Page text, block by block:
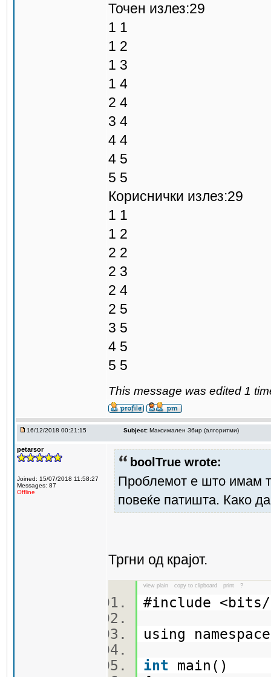
Точен излез:29
1 1
1 2
1 3
1 4
2 4
3 4
4 4
4 5
5 5
Кориснички излез:29
1 1
1 2
2 2
2 3
2 4
2 5
3 5
4 5
5 5
This message was edited 1
16/12/2018 00:21:15 Subject: Максимален Збир (алгоритми)
petarsor
Joined: 15/07/2018 11:58:27
Messages: 87
Offline
boolTrue wrote:
Проблемот е што имам
повеќе патишта. Како
Тргни од крајот.
view plain copy to clipboard print ?
#include
using
int main()